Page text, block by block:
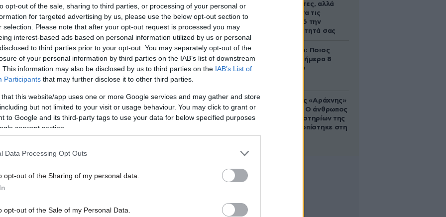
opt-out of the sale, sharing to third parties, or processing of your personal or
for targeted advertising by us, please use the below opt-out section to
selection. Please note that after your opt-out request is processed you may
interest-based ads based on personal information utilized by us or personal
to third parties prior to your opt-out. You may separately opt-out of the
of your personal information by third parties on the IAB’s list of downstream
This information may also be disclosed by us to third parties on the IAB’s List of
Participants that may further disclose it to other third parties.
that this website/app uses one or more Google services and may gather and store
but not limited to your visit or usage behaviour. You may click to grant or
to Google and its third-party tags to use your data for below specified purposes
consent section.
Data Processing Opt Outs
opt-out of the Sharing of my personal data.
opt-out of the Sale of my Personal Data.
που ενημέρωσε τις δύο αδελφές του
για την τραγική κατάληξη.
ότι τον εγκατέλειψαν οι δυνάμεις του, έπαθε
οι καιρικές συνθήκες και εκεί ξάπλωσε
είναι ότι δεν πρέπει να υπερεκτιμούμε τις
έκανε ισοδυναμούσε με αυτοκτονία.
αυτές τον εγκατέλειψαν», τόνισε ο κ. Βιγλής.
απαρατήρητες, αλλά
καλό είναι να τις
βγάλετε από την
καθημερινότητά σας
Εορτολόγιο: Ποιος
γιορτάζει σήμερα 8
Αυγούστου
Στα ίχνη της «Αράχνης»
του Άσαντ: Ο άνθρωπος
των βασανιστηρίων της
Συρίας εντοπίστηκε στη